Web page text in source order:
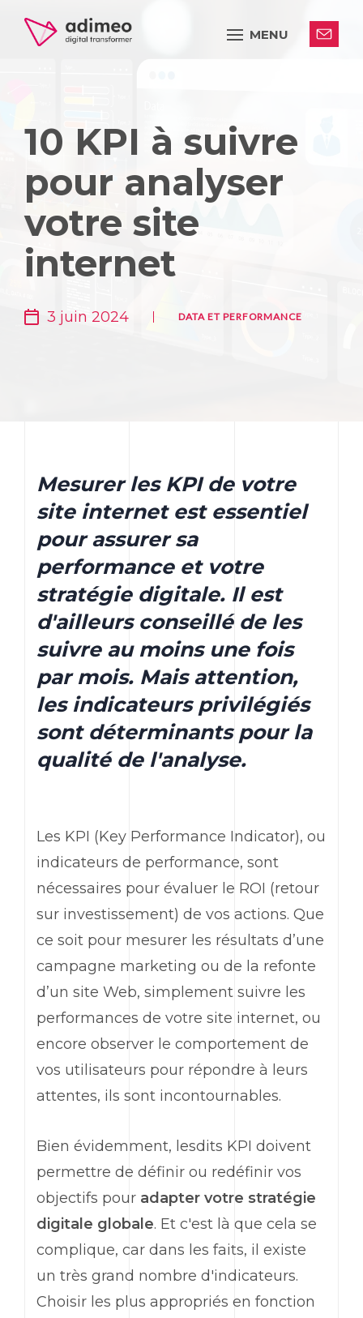
MENU
10 KPI à suivre
pour analyser
votre site
internet
3 juin 2024 DATA ET PERFORMANCE
Mesurer les KPI de votre
site internet est essentiel
pour assurer sa
performance et votre
stratégie digitale. Il est
d'ailleurs conseillé de les
suivre au moins une fois
par mois. Mais attention,
les indicateurs privilégiés
sont déterminants pour la
qualité de l'analyse.
Les KPI (Key Performance Indicator), ou
indicateurs de performance, sont
nécessaires pour évaluer le ROI (retour
sur investissement) de vos actions. Que
ce soit pour mesurer les résultats d’une
campagne marketing ou de la refonte
d’un site Web, simplement suivre les
performances de votre site internet, ou
encore observer le comportement de
vos utilisateurs pour répondre à leurs
attentes, ils sont incontournables.
Bien évidemment, lesdits KPI doivent
permettre de définir ou redéfinir vos
objectifs pour adapter votre stratégie
digitale globale. Et c'est là que cela se
complique, car dans les faits, il existe
un très grand nombre d'indicateurs.
Choisir les plus appropriés en fonction